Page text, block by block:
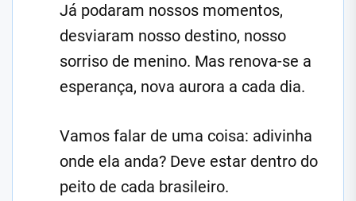
Já podaram nossos momentos,
desviaram nosso destino, nosso
sorriso de menino. Mas renova-se a
esperança, nova aurora a cada dia.
Vamos falar de uma coisa: adivinha
onde ela anda? Deve estar dentro do
peito de cada brasileiro.